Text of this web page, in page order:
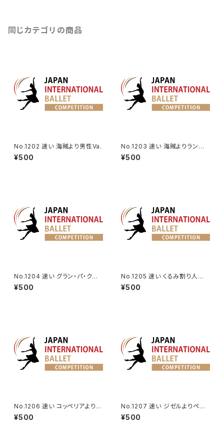
同じカテゴリの商品
No.1202 速い 海賊より男性Va.
¥500
No.1203 速い 海賊よりランケ
デムのVa.
¥500
No.1204 速い グラン・パ・クラ
シックより男性Va.
¥500
No.1205 速い くるみ割り人形よ
り王子のVa.
¥500
No.1206 速い コッペリアよりフ
ランツのVa.
¥500
No.1207 速い ジゼルよりペザ
ント男性Va.
¥500